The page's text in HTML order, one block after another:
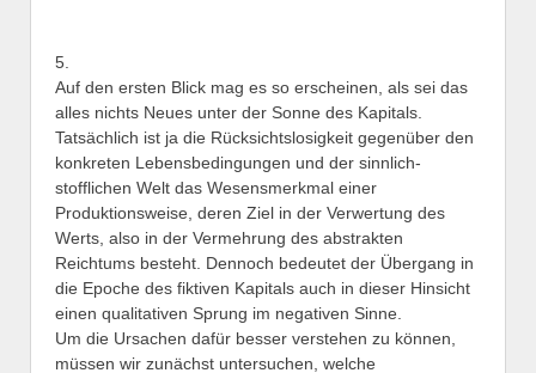
5.
Auf den ersten Blick mag es so erscheinen, als sei das
alles nichts Neues unter der Sonne des Kapitals.
Tatsächlich ist ja die Rücksichtslosigkeit gegenüber den
konkreten Lebensbedingungen und der sinnlich-
stofflichen Welt das Wesensmerkmal einer
Produktionsweise, deren Ziel in der Verwertung des
Werts, also in der Vermehrung des abstrakten
Reichtums besteht. Dennoch bedeutet der Übergang in
die Epoche des fiktiven Kapitals auch in dieser Hinsicht
einen qualitativen Sprung im negativen Sinne.
Um die Ursachen dafür besser verstehen zu können,
müssen wir zunächst untersuchen, welche